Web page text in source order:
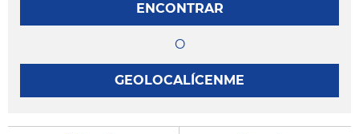
ENCONTRAR
O
GEOLOCALÍCENME